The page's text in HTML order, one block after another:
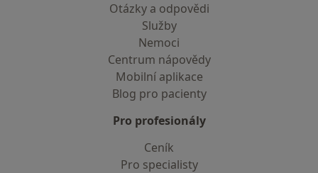
Otázky a odpovědi
Služby
Nemoci
Centrum nápovědy
Mobilní aplikace
Blog pro pacienty
Pro profesionály
Ceník
Pro specialisty